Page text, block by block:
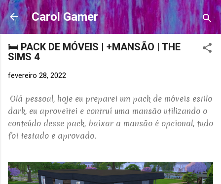
Pular para o conteúdo principal
Carol Gamer
🛏️ PACK DE MÓVEIS | +MANSÃO | THE
SIMS 4
fevereiro 28, 2022
Olá pessoal, hoje eu preparei um pack de móveis estilo
dark, eu aproveitei e contruí uma mansão utilizando o
conteúdo desse pack, baixar a mansão é opcional, tudo
foi testado e aprovado.